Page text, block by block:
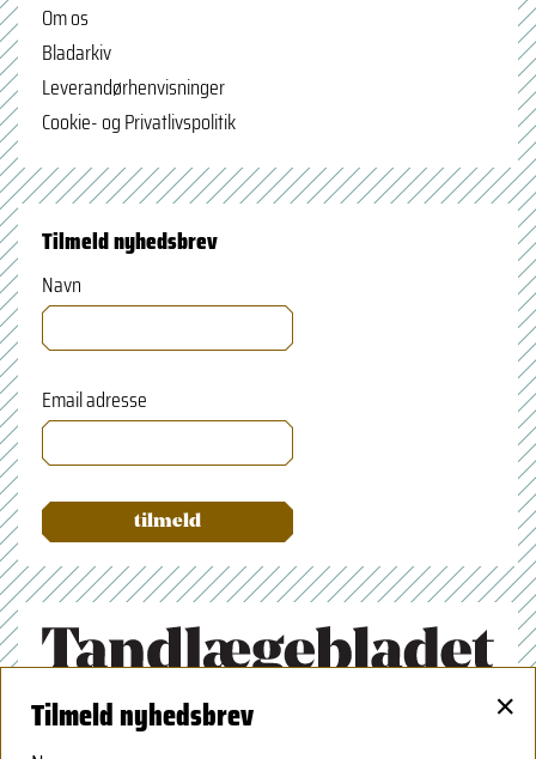
Om os
Bladarkiv
Leverandørhenvisninger
Cookie- og Privatlivspolitik
Tilmeld nyhedsbrev
Navn
Email adresse
Tandlægeforeningen
Amaliegade 17
Tilmeld nyhedsbrev ×